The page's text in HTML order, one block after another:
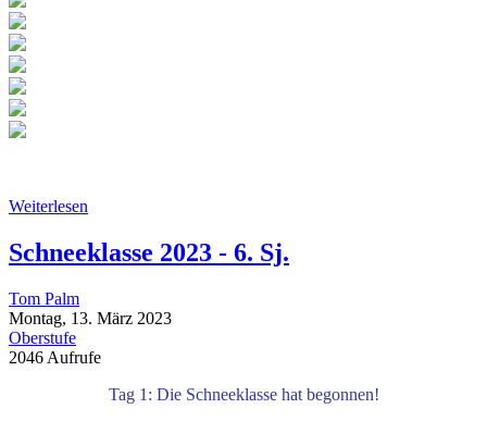
Weiterlesen
Schneeklasse 2023 - 6. Sj.
Tom Palm
Montag, 13. März 2023
Oberstufe
2046 Aufrufe
Tag 1: Die Schneeklasse hat begonnen!